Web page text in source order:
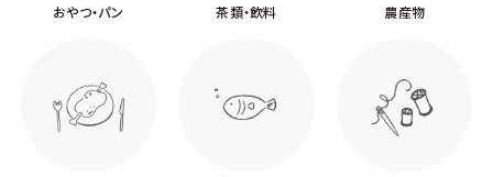
おやつ・パン 茶類・飲料 農産物